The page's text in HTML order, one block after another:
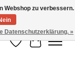
Wunschzettel
Ihr
Webshop zu verbessern.
Datenschutzerklärung. »